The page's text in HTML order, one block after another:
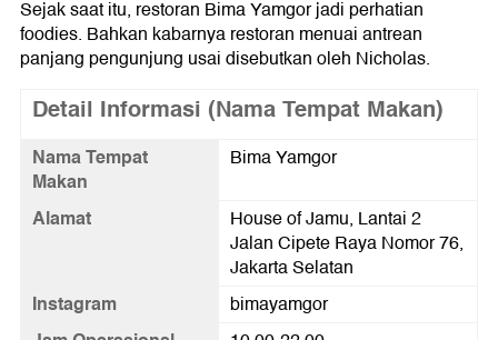
Sejak saat itu, restoran Bima Yamgor jadi perhatian
foodies. Bahkan kabarnya restoran menuai antrean
panjang pengunjung usai disebutkan oleh Nicholas.
Detail Informasi (Nama Tempat Makan)
Nama Tempat
Makan
Bima Yamgor
Alamat
House of Jamu, Lantai 2
Jalan Cipete Raya Nomor 76,
Jakarta Selatan
Instagram bimayamgor